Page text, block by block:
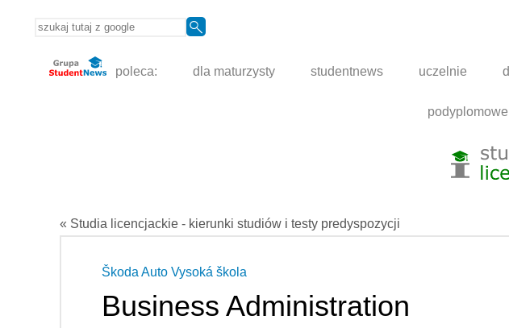
poleca: dla maturzysty studentnews uczelnie
podyplomowe
« Studia licencjackie - kierunki studiów i testy predyspozycji
Škoda Auto Vysoká škola
Business Administration